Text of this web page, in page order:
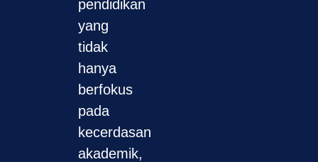
pendidikan
yang
tidak
hanya
berfokus
pada
kecerdasan
akademik,